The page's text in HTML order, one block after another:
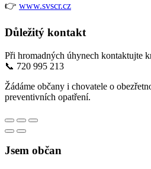
👉 www.svscr.cz
Důležitý kontakt
Při hromadných úhynech kontaktujte
📞 720 995 213
Žádáme občany i chovatele o
preventivních opatření.
Jsem občan